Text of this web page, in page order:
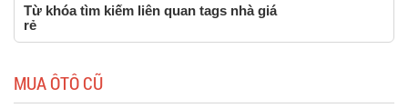
Từ khóa tìm kiếm liên quan tags nhà giá
rẻ
MUA ÔTÔ CŨ